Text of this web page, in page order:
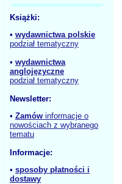
Książki:
• wydawnictwa polskie
podział tematyczny
• wydawnictwa
anglojęzyczne
podział tematyczny
Newsletter:
• Zamów informacje o
nowościach z wybranego
tematu
Informacje:
• sposoby płatności i
dostawy